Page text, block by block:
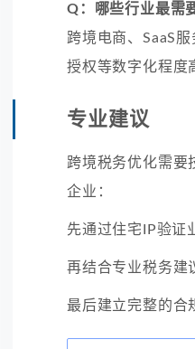
Q：哪些行业最需
跨境电商、SaaS
授权等数字化程度
专业建议
跨境税务优化需要
企业：
先通过住宅IP验证
再结合专业税务建
最后建立完整的合